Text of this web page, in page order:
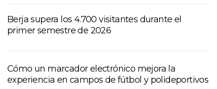
Berja supera los 4.700 visitantes durante el
primer semestre de 2026
Cómo un marcador electrónico mejora la
experiencia en campos de fútbol y polideportivos